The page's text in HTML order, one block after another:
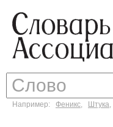
Например: Феникс, Штука,